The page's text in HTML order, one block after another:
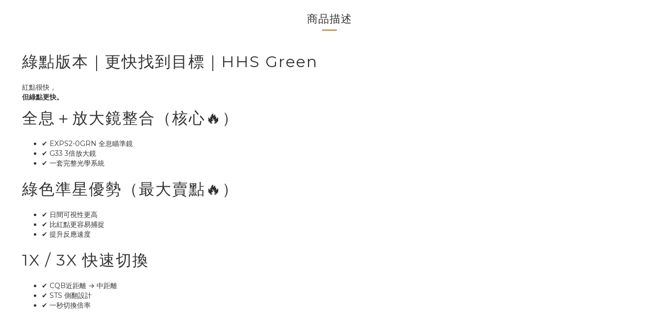
商品描述
綠點版本｜更快找到目標｜HHS Green
紅點很快，
但綠點更快。
全息＋放大鏡整合（核心🔥）
✔ EXPS2-0GRN 全息瞄準鏡
✔ G33 3倍放大鏡
✔ 一套完整光學系統
綠色準星優勢（最大賣點🔥）
✔ 日間可視性更高
✔ 比紅點更容易捕捉
✔ 提升反應速度
1X / 3X 快速切換
✔ CQB近距離 → 中距離
✔ STS 側翻設計
✔ 一秒切換倍率